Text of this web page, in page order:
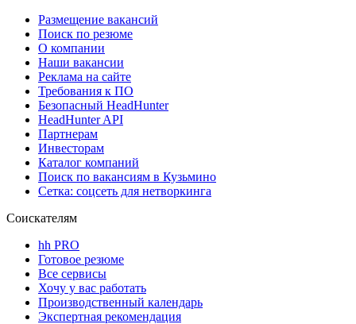
Размещение вакансий
Поиск по резюме
О компании
Наши вакансии
Реклама на сайте
Требования к ПО
Безопасный HeadHunter
HeadHunter API
Партнерам
Инвесторам
Каталог компаний
Поиск по вакансиям в Кузьмино
Сетка: соцсеть для нетворкинга
Соискателям
hh PRO
Готовое резюме
Все сервисы
Хочу у вас работать
Производственный календарь
Экспертная рекомендация